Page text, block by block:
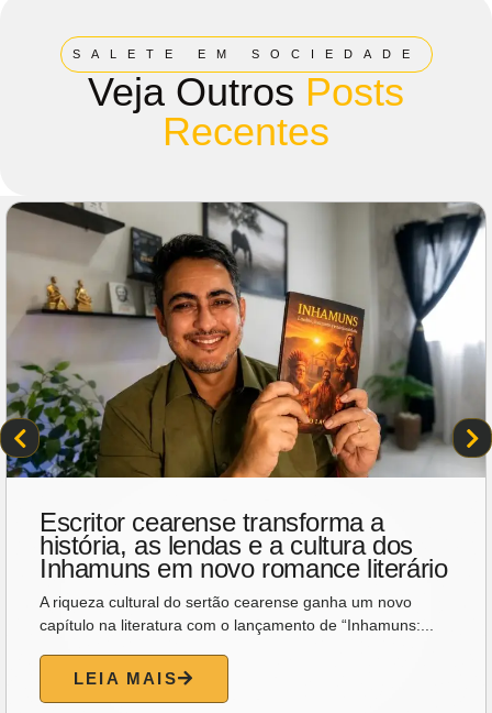
SALETE EM SOCIEDADE
Veja Outros Posts
Recentes
Corrida Unimed Fortaleza abre
inscrições para sua 19ª edição com
ações voltadas à sustentabilidade
A contagem regressiva para uma das provas de rua mais
tradicionais do calendário esportivo cearense começou....
LEIA MAIS